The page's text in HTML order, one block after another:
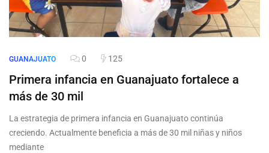
GUANAJUATO 0 125
Primera infancia en Guanajuato fortalece a
más de 30 mil
La estrategia de primera infancia en Guanajuato continúa
creciendo. Actualmente beneficia a más de 30 mil niñas y niños
mediante